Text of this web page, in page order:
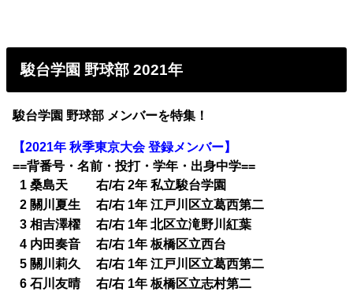
駿台学園 野球部 2021年
駿台学園 野球部 メンバーを特集！
【2021年 秋季東京大会 登録メンバー】
==背番号・名前・投打・学年・出身中学==
1 桑島天 右/右 2年 私立駿台学園
02 關川夏生 右/右 1年 江戸川区立葛西第二
03 相吉澤櫂 右/右 1年 北区立滝野川紅葉
04 内田奏音 右/右 1年 板橋区立西台
05 關川莉久 右/右 1年 江戸川区立葛西第二
06 石川友晴 右/右 1年 板橋区立志村第二